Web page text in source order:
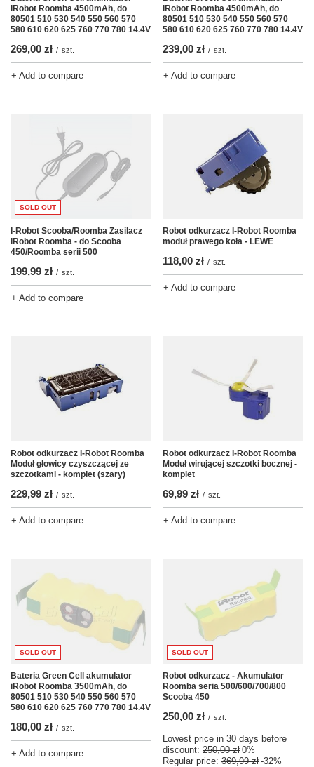
iRobot Roomba 4500mAh, do
80501 510 530 540 550 560 570
580 610 620 625 760 770 780 14.4V
269,00 zł / szt.
+ Add to compare
iRobot Roomba 4500mAh, do
80501 510 530 540 550 560 570
580 610 620 625 760 770 780 14.4V
239,00 zł / szt.
+ Add to compare
SOLD OUT
I-Robot Scooba/Roomba Zasilacz
iRobot Roomba - do Scooba
450/Roomba serii 500
199,99 zł / szt.
+ Add to compare
Robot odkurzacz I-Robot Roomba
moduł prawego koła - LEWE
118,00 zł / szt.
+ Add to compare
Robot odkurzacz I-Robot Roomba
Moduł głowicy czyszczącej ze
szczotkami - komplet (szary)
229,99 zł / szt.
+ Add to compare
Robot odkurzacz I-Robot Roomba
Moduł wirującej szczotki bocznej -
komplet
69,99 zł / szt.
+ Add to compare
SOLD OUT
Bateria Green Cell akumulator
iRobot Roomba 3500mAh, do
80501 510 530 540 550 560 570
580 610 620 625 760 770 780 14.4V
180,00 zł / szt.
+ Add to compare
SOLD OUT
Robot odkurzacz - Akumulator
Roomba seria 500/600/700/800
Scooba 450
250,00 zł / szt.
Lowest price in 30 days before
discount: 250,00 zł 0%
Regular price: 369,99 zł -32%